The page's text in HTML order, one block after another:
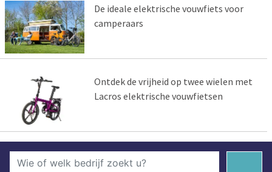
De ideale elektrische vouwfiets voor
camperaars
Ontdek de vrijheid op twee wielen met
Lacros elektrische vouwfietsen